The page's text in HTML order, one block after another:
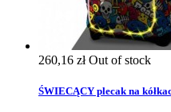
260,16 złOut of stock
ŚWIECĄCY plecak na